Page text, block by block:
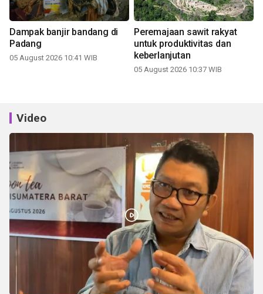
Dampak banjir bandang di
Padang
05 August 2026 10:41 WIB
Peremajaan sawit rakyat
untuk produktivitas dan
keberlanjutan
05 August 2026 10:37 WIB
Video